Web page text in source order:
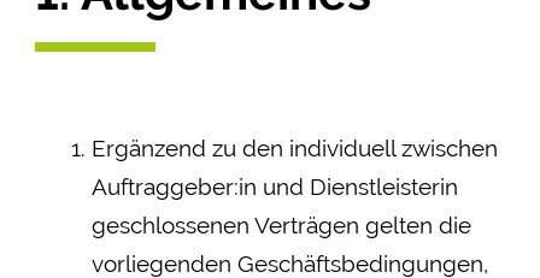
Ergänzend zu den individuell zwischen
Auftraggeber:in und Dienstleisterin
geschlossenen Verträgen gelten die
vorliegenden Geschäftsbedingungen,